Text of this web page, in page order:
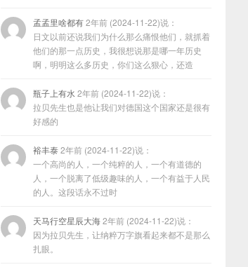
孟孟里啥都有2年前 (2024-11-22)说：
日文以前还说我们为什么那么痛恨他们，就抓着
他们的那一点历史，我很想说那是哪一年历史
啊，明明这么多历史，你们这么狠心，还造
瓶子上有水 2年前 (2024-11-22)说：
拉贝先生也是他让我们对德国这个国家还是很有
好感的
裕丰泰2年前 (2024-11-22)说：
一个高尚的人，一个纯粹的人，一个有道德的
人，一个脱离了低级趣味的人，一个有益于人民
的人。这段话永不过时
天马行空星辰大海2年前 (2024-11-22)说：
因为拉贝先生，让纳粹万字旗看起来都不是那么
扎眼。